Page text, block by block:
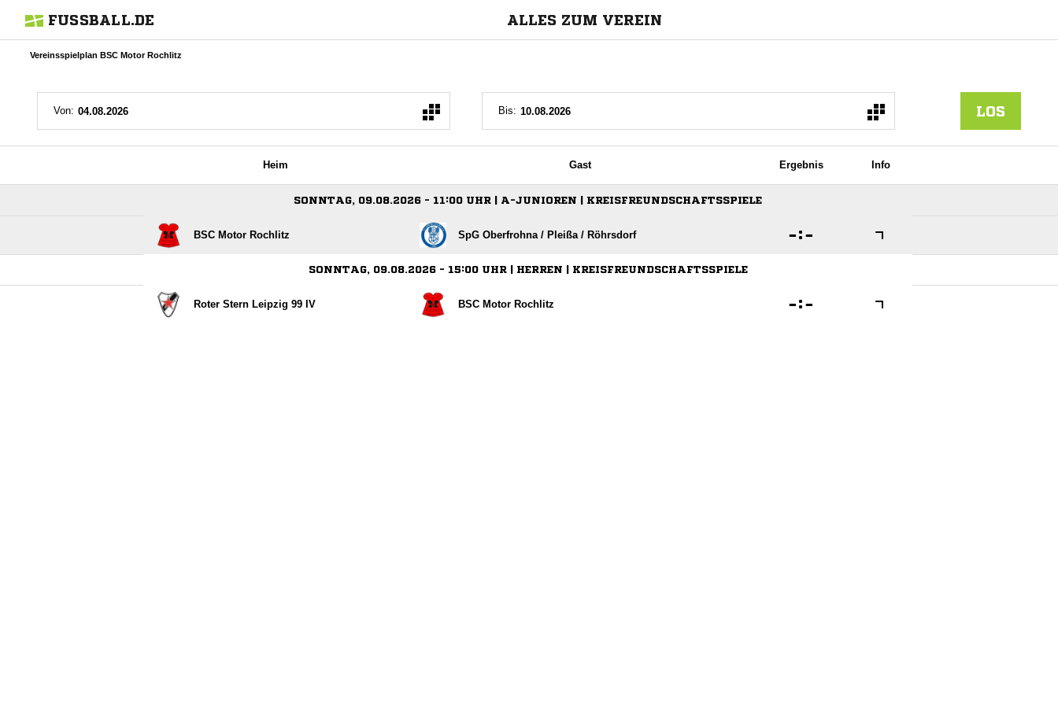
FUSSBALL.DE ALLES ZUM VEREIN
Vereinsspielplan BSC Motor Rochlitz
Von: Bis: LOS
Heim Gast Ergebnis Info
SONNTAG, 09.08.2026 - 11:00 UHR | A-JUNIOREN | KREISFREUNDSCHAFTSSPIELE
BSC Motor Rochlitz SpG Oberfrohna /​ Pleißa /​ Röhrsdorf :
SONNTAG, 09.08.2026 - 15:00 UHR | HERREN | KREISFREUNDSCHAFTSSPIELE
Roter Stern Leipzig 99 IV BSC Motor Rochlitz :